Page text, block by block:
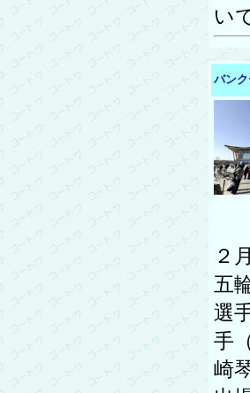
い
バン
２
五
選
手
崎